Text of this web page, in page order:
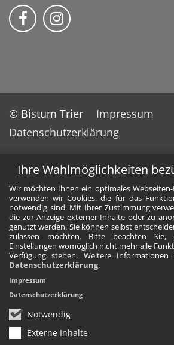
Ihre Wahlmöglichkeiten
Wir möchten Ihnen ein optimales
verwenden wir Cookies, die für das
notwendig sind. Mit Ihrer Zustimmung
die zur Anzeige externer Inhalte oder zu
genutzt werden. Sie können selbst
zulassen möchten. Bitte beachten
Einstellungen womöglich nicht mehr alle
Verfügung stehen. Weitere
Datenschutzerklärung.
Notwendig
Externe Inhalte
Impressum
Datenschutzerklärung
momentum – Kirche am
Bmomentum –
© Bistum Trier
Impressum
Datenschutzerklärung